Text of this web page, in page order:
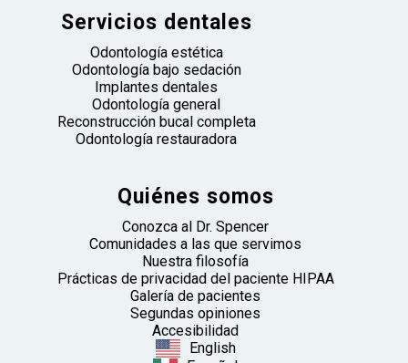
Servicios dentales
Odontología estética
Odontología bajo sedación
Implantes dentales
Odontología general
Reconstrucción bucal completa
Odontología restauradora
Quiénes somos
Conozca al Dr. Spencer
Comunidades a las que servimos
Nuestra filosofía
Prácticas de privacidad del paciente HIPAA
Galería de pacientes
Segundas opiniones
Accesibilidad
English